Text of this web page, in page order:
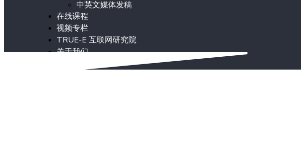
中英文媒体发稿
在线课程
视频专栏
TRUE-E 互联网研究院
关于我们